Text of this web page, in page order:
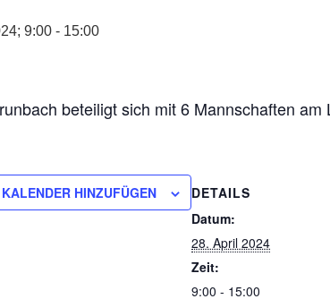
9:00 - 15:00
beteiligt sich mit 6 Mannschaften
HINZUFÜGEN
DETAILS
Datum:
28. April 2024
Zeit:
9:00 - 15:00